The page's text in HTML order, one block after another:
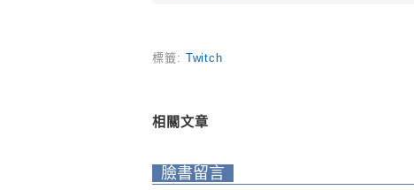
標籤: Twitch
相關文章
臉書留言